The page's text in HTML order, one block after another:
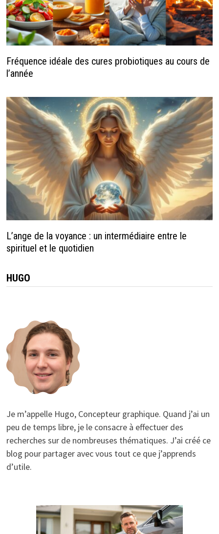
Fréquence idéale des cures probiotiques au cours de
l’année
L’ange de la voyance : un intermédiaire entre le
spirituel et le quotidien
HUGO
Je m’appelle Hugo, Concepteur graphique. Quand j’ai un
peu de temps libre, je le consacre à effectuer des
recherches sur de nombreuses thématiques. J’ai créé ce
blog pour partager avec vous tout ce que j’apprends
d’utile.